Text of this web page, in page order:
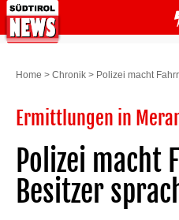
Home > Chronik > Polizei macht
Ermittlungen in
Polizei macht
Besitzer